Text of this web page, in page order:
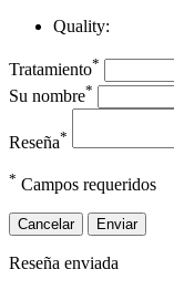
Quality:
Tratamiento*
Su nombre*
Reseña*
* Campos requeridos
Cancelar Enviar
Reseña enviada